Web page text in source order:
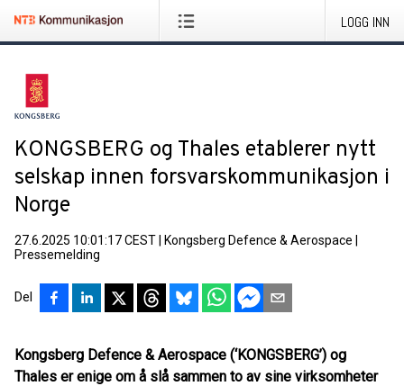
LOGG INN
KONGSBERG og Thales etablerer nytt
selskap innen forsvarskommunikasjon i
Norge
27.6.2025 10:01:17 CEST Kongsberg Defence & Aerospace
Pressemelding
Del
Kongsberg Defence & Aerospace (‘KONGSBERG’) og
Thales er enige om å slå sammen to av sine virksomheter